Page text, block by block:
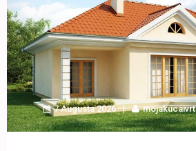
7 Augusta 2026 mojakucaivrt